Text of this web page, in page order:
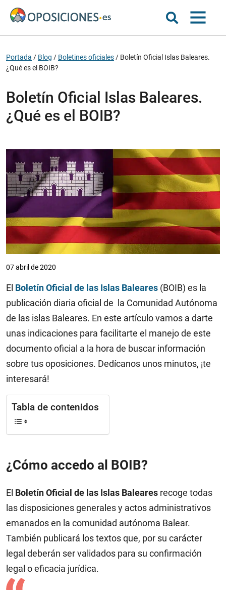
Portada / Blog / Boletines oficiales / Boletín Oficial Islas Baleares.
¿Qué es el BOIB?
Boletín Oficial Islas Baleares.
¿Qué es el BOIB?
07 abril de 2020
El Boletín Oficial de las Islas Baleares (BOIB) es la
publicación diaria oficial de la Comunidad Autónoma
de las islas Baleares. En este artículo vamos a darte
unas indicaciones para facilitarte el manejo de este
documento oficial a la hora de buscar información
sobre tus oposiciones. Dedícanos unos minutos, ¡te
interesará!
Tabla de contenidos
¿Cómo accedo al BOIB?
El Boletín Oficial de las Islas Baleares recoge todas
las disposiciones generales y actos administrativos
emanados en la comunidad autónoma Balear.
También publicará los textos que, por su carácter
legal deberán ser validados para su confirmación
legal o eficacia jurídica.